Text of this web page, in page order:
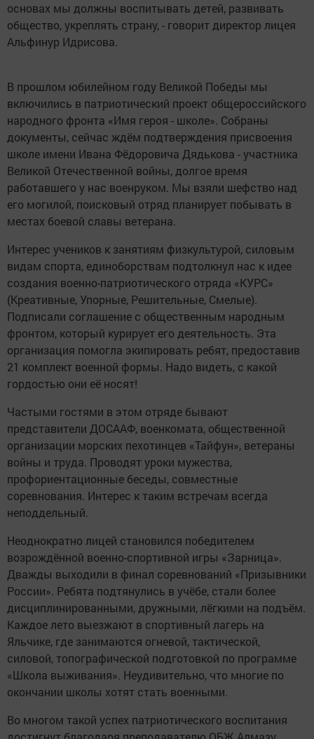
основах мы должны воспитывать детей, развивать
общество, укреплять страну, - говорит директор лицея
Альфинур Идрисова.
В прошлом юбилейном году Великой Победы мы
включились в патриотический проект общероссийского
народного фронта «Имя героя - школе». Собраны
документы, сейчас ждём подтверждения присвоения
школе имени Ивана Фёдоровича Дядькова - участника
Великой Отечественной войны, долгое время
работавшего у нас военруком. Мы взяли шефство над
его могилой, поисковый отряд планирует побывать в
местах боевой славы ветерана.
Интерес учеников к занятиям физкультурой, силовым
видам спорта, единоборствам подтолкнул нас к идее
создания военно-патриотического отряда «КУРС»
(Креативные, Упорные, Решительные, Смелые).
Подписали соглашение с общественным народным
фронтом, который курирует его деятельность. Эта
организация помогла экипировать ребят, предоставив
21 комплект военной формы. Надо видеть, с какой
гордостью они её носят!
Частыми гостями в этом отряде бывают
представители ДОСААФ, военкомата, общественной
организации морских пехотинцев «Тайфун», ветераны
войны и труда. Проводят уроки мужества,
профориентационные беседы, совместные
соревнования. Интерес к таким встречам всегда
неподдельный.
Неоднократно лицей становился победителем
возрождённой военно-спортивной игры «Зарница».
Дважды выходили в финал соревнований «Призывники
России». Ребята подтянулись в учёбе, стали более
дисциплинированными, дружными, лёгкими на подъём.
Каждое лето выезжают в спортивный лагерь на
Яльчике, где занимаются огневой, тактической,
силовой, топографической подготовкой по программе
«Школа выживания». Неудивительно, что многие по
окончании школы хотят стать военными.
Во многом такой успех патриотического воспитания